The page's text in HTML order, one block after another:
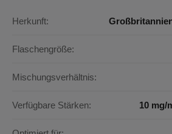
Herkunft:
Flaschengröße:
Mischungsverhältnis:
Verfügbare Stärken: 10 mg/